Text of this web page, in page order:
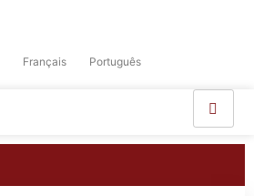
Français Português